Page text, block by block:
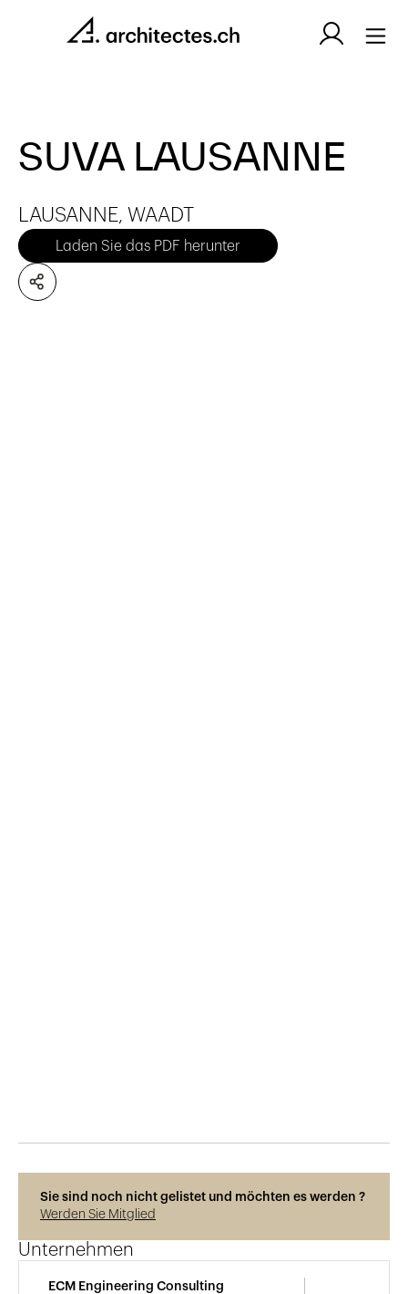
SUVA LAUSANNE
LAUSANNE, WAADT
Laden Sie das PDF herunter
Sie sind noch nicht gelistet und möchten es werden ?
Werden Sie Mitglied
Unternehmen
ECM Engineering Consulting